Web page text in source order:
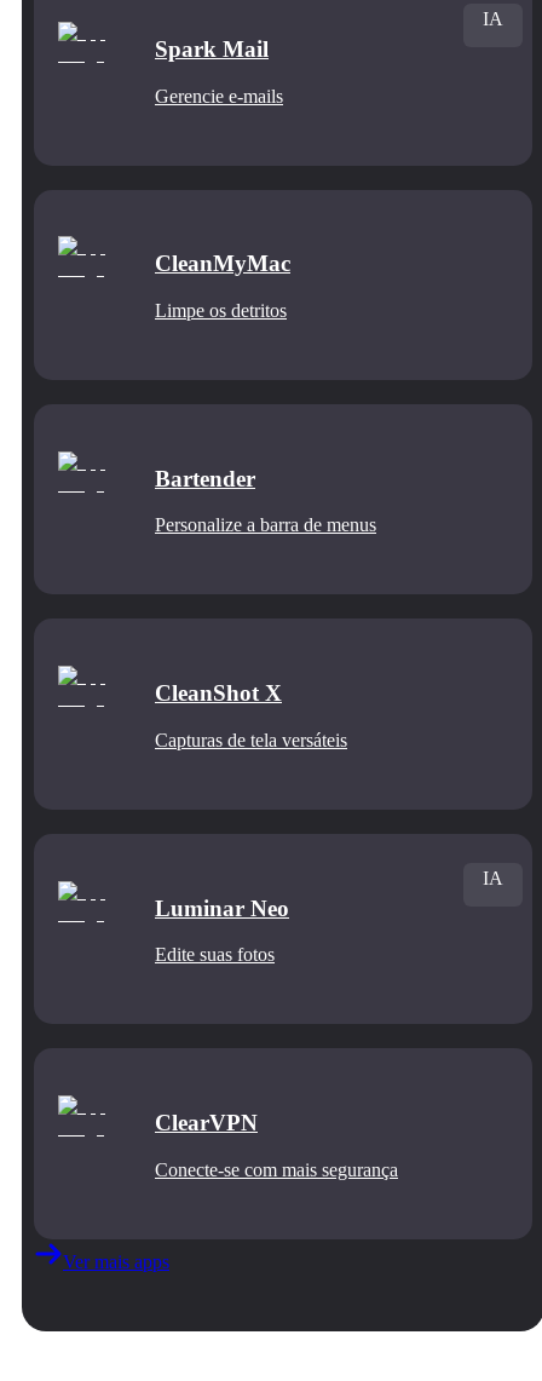
Spark Mail
Gerencie e‑mails
IA
CleanMyMac
Limpe os detritos
Bartender
Personalize a barra de menus
CleanShot X
Capturas de tela versáteis
Luminar Neo
Edite suas fotos
IA
ClearVPN
Conecte‑se com mais segurança
Ver mais apps